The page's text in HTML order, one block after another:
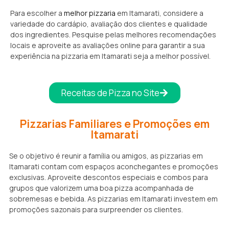
Para escolher a melhor pizzaria em Itamarati, considere a
variedade do cardápio, avaliação dos clientes e qualidade
dos ingredientes. Pesquise pelas melhores recomendações
locais e aproveite as avaliações online para garantir a sua
experiência na pizzaria em Itamarati seja a melhor possível.
Receitas de Pizza no Site
Pizzarias Familiares e Promoções em
Itamarati
Se o objetivo é reunir a família ou amigos, as pizzarias em
Itamarati contam com espaços aconchegantes e promoções
exclusivas. Aproveite descontos especiais e combos para
grupos que valorizem uma boa pizza acompanhada de
sobremesas e bebida. As pizzarias em Itamarati investem em
promoções sazonais para surpreender os clientes.